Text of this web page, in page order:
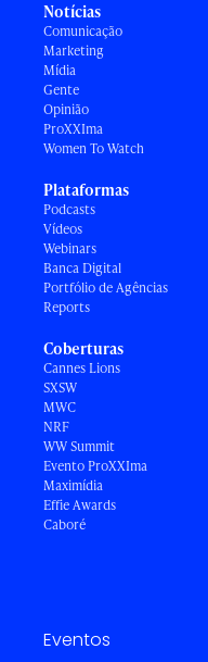
Notícias
Comunicação
Marketing
Mídia
Gente
Opinião
ProXXIma
Women To Watch
Plataformas
Podcasts
Vídeos
Webinars
Banca Digital
Portfólio de Agências
Reports
Coberturas
Cannes Lions
SXSW
MWC
NRF
WW Summit
Evento ProXXIma
Maximídia
Effie Awards
Caboré
Eventos